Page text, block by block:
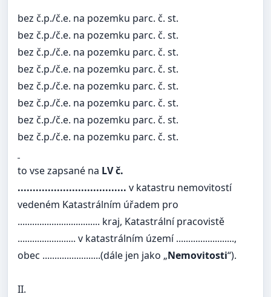
bez č.p./č.e. na pozemku parc. č. st.
bez č.p./č.e. na pozemku parc. č. st.
bez č.p./č.e. na pozemku parc. č. st.
bez č.p./č.e. na pozemku parc. č. st.
bez č.p./č.e. na pozemku parc. č. st.
bez č.p./č.e. na pozemku parc. č. st.
bez č.p./č.e. na pozemku parc. č. st.
bez č.p./č.e. na pozemku parc. č. st.
to vse zapsané na LV č.
.................................... v katastru nemovitostí
vedeném Katastrálním úřadem pro
.................................. kraj, Katastrální pracovistě
........................ v katastrálním území ........................,
obec ........................(dále jen jako „Nemovitosti“).
II.